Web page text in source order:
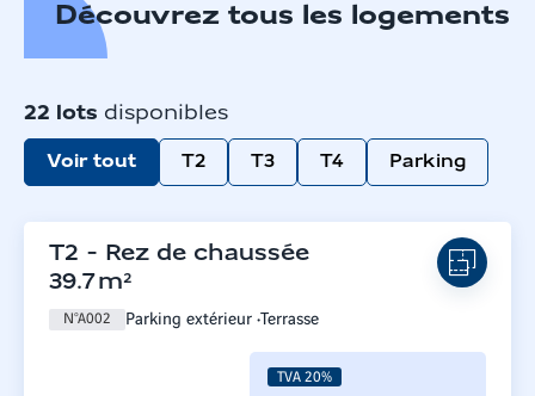
Découvrez tous les logements
22 lots disponibles
Voir tout T2 T3 T4 Parking
T2 - Rez de chaussée
39.7m²
N°A002 Parking extérieur Terrasse
TVA 20%